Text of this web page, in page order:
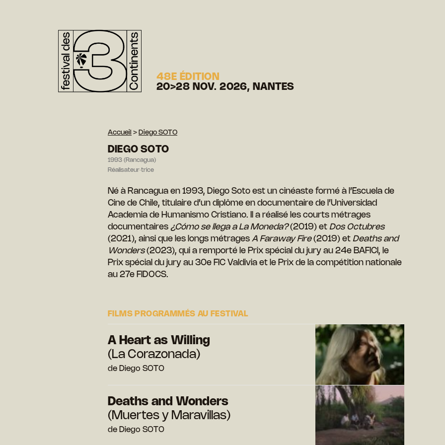
48E ÉDITION
20>28 NOV. 2026, NANTES
Accueil > Diego SOTO
DIEGO SOTO
1993 (Rancagua)
Réalisateur·trice
Né à Rancagua en 1993, Diego Soto est un cinéaste formé à l’Escuela de
Cine de Chile, titulaire d’un diplôme en documentaire de l’Universidad
Academia de Humanismo Cristiano. Il a réalisé les courts métrages
documentaires ¿Cómo se llega a La Moneda?(2019) et Dos Octubres
(2021), ainsi que les longs métrages A Faraway Fire(2019) et Deaths and
Wonders(2023), qui a remporté le Prix spécial du jury au 24e BAFICI, le
Prix spécial du jury au 30e FIC Valdivia et le Prix de la compétition nationale
au 27e FIDOCS.
FILMS PROGRAMMÉS AU FESTIVAL
A Heart as Willing
(La Corazonada)
de Diego SOTO
Deaths and Wonders
(Muertes y Maravillas)
de Diego SOTO